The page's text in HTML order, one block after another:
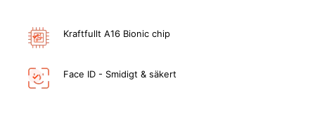
Kraftfullt A16 Bionic chip
Face ID - Smidigt & säkert